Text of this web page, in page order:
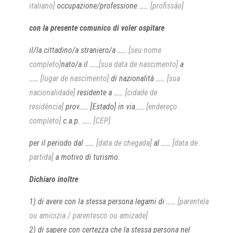
italiano] occupazione/professione …… [profissão]
con la presente comunico di voler ospitare
il/la cittadino/a straniero/a …… [seu nome
completo]nato/a il …… [sua data de nascimento] a
[lugar de nascimento] di nazionalità …… [sua
nacionalidade] residente a …… [cidade de
residência] prov…… [Estado] in via……
[endereço
completo] c.a.p. …… [CEP]
per il periodo dal …… [data de chegada] al ……
[data de
partida] a motivo di turismo.
Dichiaro inoltre
1) di avere con la stessa persona legami di …… [parentela
ou amicizia / parentesco ou amizade]
2) di sapere con certezza che la stessa persona nel